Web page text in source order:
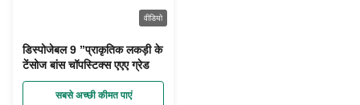
वीडियो
डिस्पोजेबल 9 ”प्राकृतिक लकड़ी के
टेंसोज बांस चॉपस्टिक्स एएए ग्रेड
सबसे अच्छी कीमत पाएं